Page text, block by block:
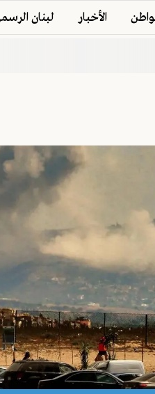
الأخبار لبنان